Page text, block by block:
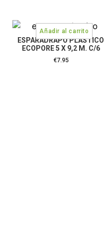
ESPARADRAPO PLASTICO
ECOPORE 5 X 9,2 M. C/6
€7.95